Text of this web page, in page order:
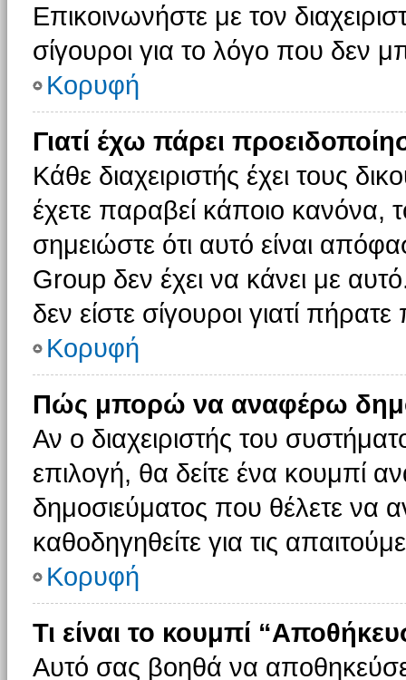
Επικοινωνήστε με τον
σίγουροι για το λόγο που δεν
Κορυφή
Γιατί έχω πάρει
Κάθε διαχειριστής έχει τους
έχετε παραβεί κάποιο κανόνα,
σημειώστε ότι αυτό είναι
Group δεν έχει να κάνει με
δεν είστε σίγουροι γιατί
Κορυφή
Πώς μπορώ να αναφέρω
Αν ο διαχειριστής του
επιλογή, θα δείτε ένα κουμπί
δημοσιεύματος που θέλετε να
καθοδηγηθείτε για τις
Κορυφή
Τι είναι το κουμπί
Αυτό σας βοηθά να